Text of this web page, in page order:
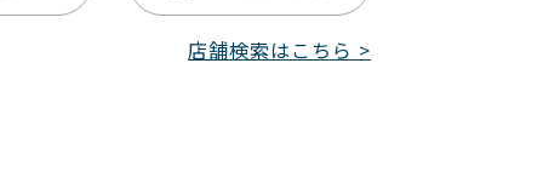
店舗検索はこちら >